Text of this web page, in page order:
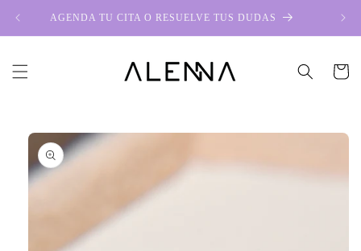
directamente
al contenido
AGENDA TU CITA O RESUELVE TUS DUDAS
Carrito
directamente
información
del producto